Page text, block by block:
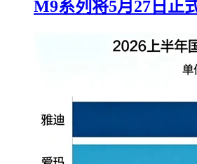
M9系列将5月27日正